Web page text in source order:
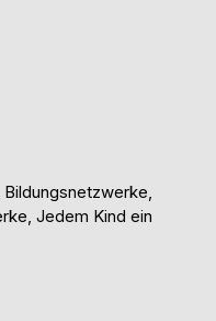
Jedem Kind ein